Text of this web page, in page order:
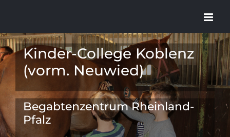
springen
Kinder-College Koblenz
(vorm. Neuwied)
Begabtenzentrum Rheinland-
Pfalz